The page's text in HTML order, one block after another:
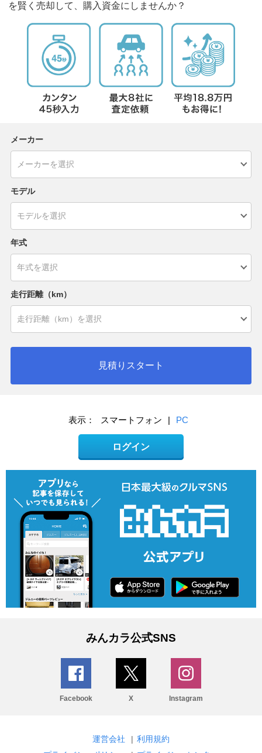
を賢く売却して、購入資金にしませんか？
メーカー
モデル
年式
走行距離（km）
見積りスタート
表示： スマートフォン | PC
ログイン
みんカラ公式SNS
Facebook X Instagram
運営会社 | 利用規約